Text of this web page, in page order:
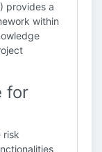
provides a
within
for
risk